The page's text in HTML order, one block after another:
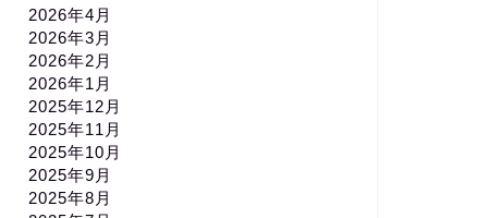
2026年4月
2026年3月
2026年2月
2026年1月
2025年12月
2025年11月
2025年10月
2025年9月
2025年8月